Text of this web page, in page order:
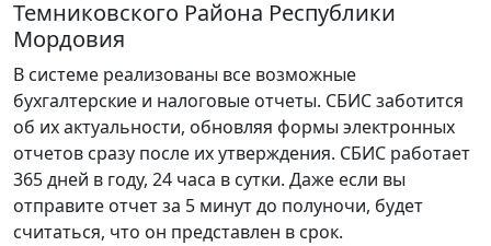
Темниковского Района Республики
Мордовия
В системе реализованы все возможные
бухгалтерские и налоговые отчеты. СБИС заботится
об их актуальности, обновляя формы электронных
отчетов сразу после их утверждения. СБИС работает
365 дней в году, 24 часа в сутки. Даже если вы
отправите отчет за 5 минут до полуночи, будет
считаться, что он представлен в срок.